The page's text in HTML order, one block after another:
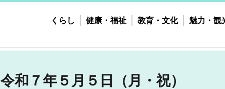
くらし 健康・福祉 教育・文化 魅力・観
令和７年５月５日（月・祝）